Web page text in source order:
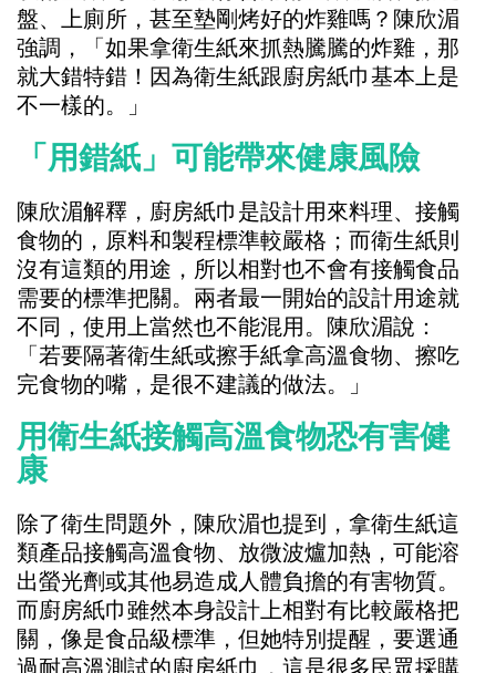
盤、上廁所，甚至墊剛烤好的炸雞嗎？陳欣湄
強調，「如果拿衛生紙來抓熱騰騰的炸雞，那
就大錯特錯！因為衛生紙跟廚房紙巾基本上是
不一樣的。」
「用錯紙」可能帶來健康風險
陳欣湄解釋，廚房紙巾是設計用來料理、接觸
食物的，原料和製程標準較嚴格；而衛生紙則
沒有這類的用途，所以相對也不會有接觸食品
需要的標準把關。兩者最一開始的設計用途就
不同，使用上當然也不能混用。陳欣湄說：
「若要隔著衛生紙或擦手紙拿高溫食物、擦吃
完食物的嘴，是很不建議的做法。」
用衛生紙接觸高溫食物恐有害健
康
除了衛生問題外，陳欣湄也提到，拿衛生紙這
類產品接觸高溫食物、放微波爐加熱，可能溶
出螢光劑或其他易造成人體負擔的有害物質。
而廚房紙巾雖然本身設計上相對有比較嚴格把
關，像是食品級標準，但她特別提醒，要選通
過耐高溫測試的廚房紙巾，這是很多民眾採購